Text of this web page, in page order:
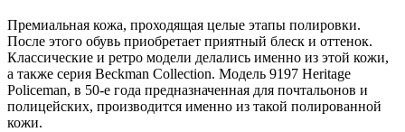
Премиальная кожа, проходящая целые этапы полировки.
После этого обувь приобретает приятный блеск и оттенок.
Классические и ретро модели делались именно из этой кожи,
а также серия Beckman Collection. Модель 9197 Heritage
Policeman, в 50-е года предназначенная для почтальонов и
полицейских, производится именно из такой полированной
кожи.